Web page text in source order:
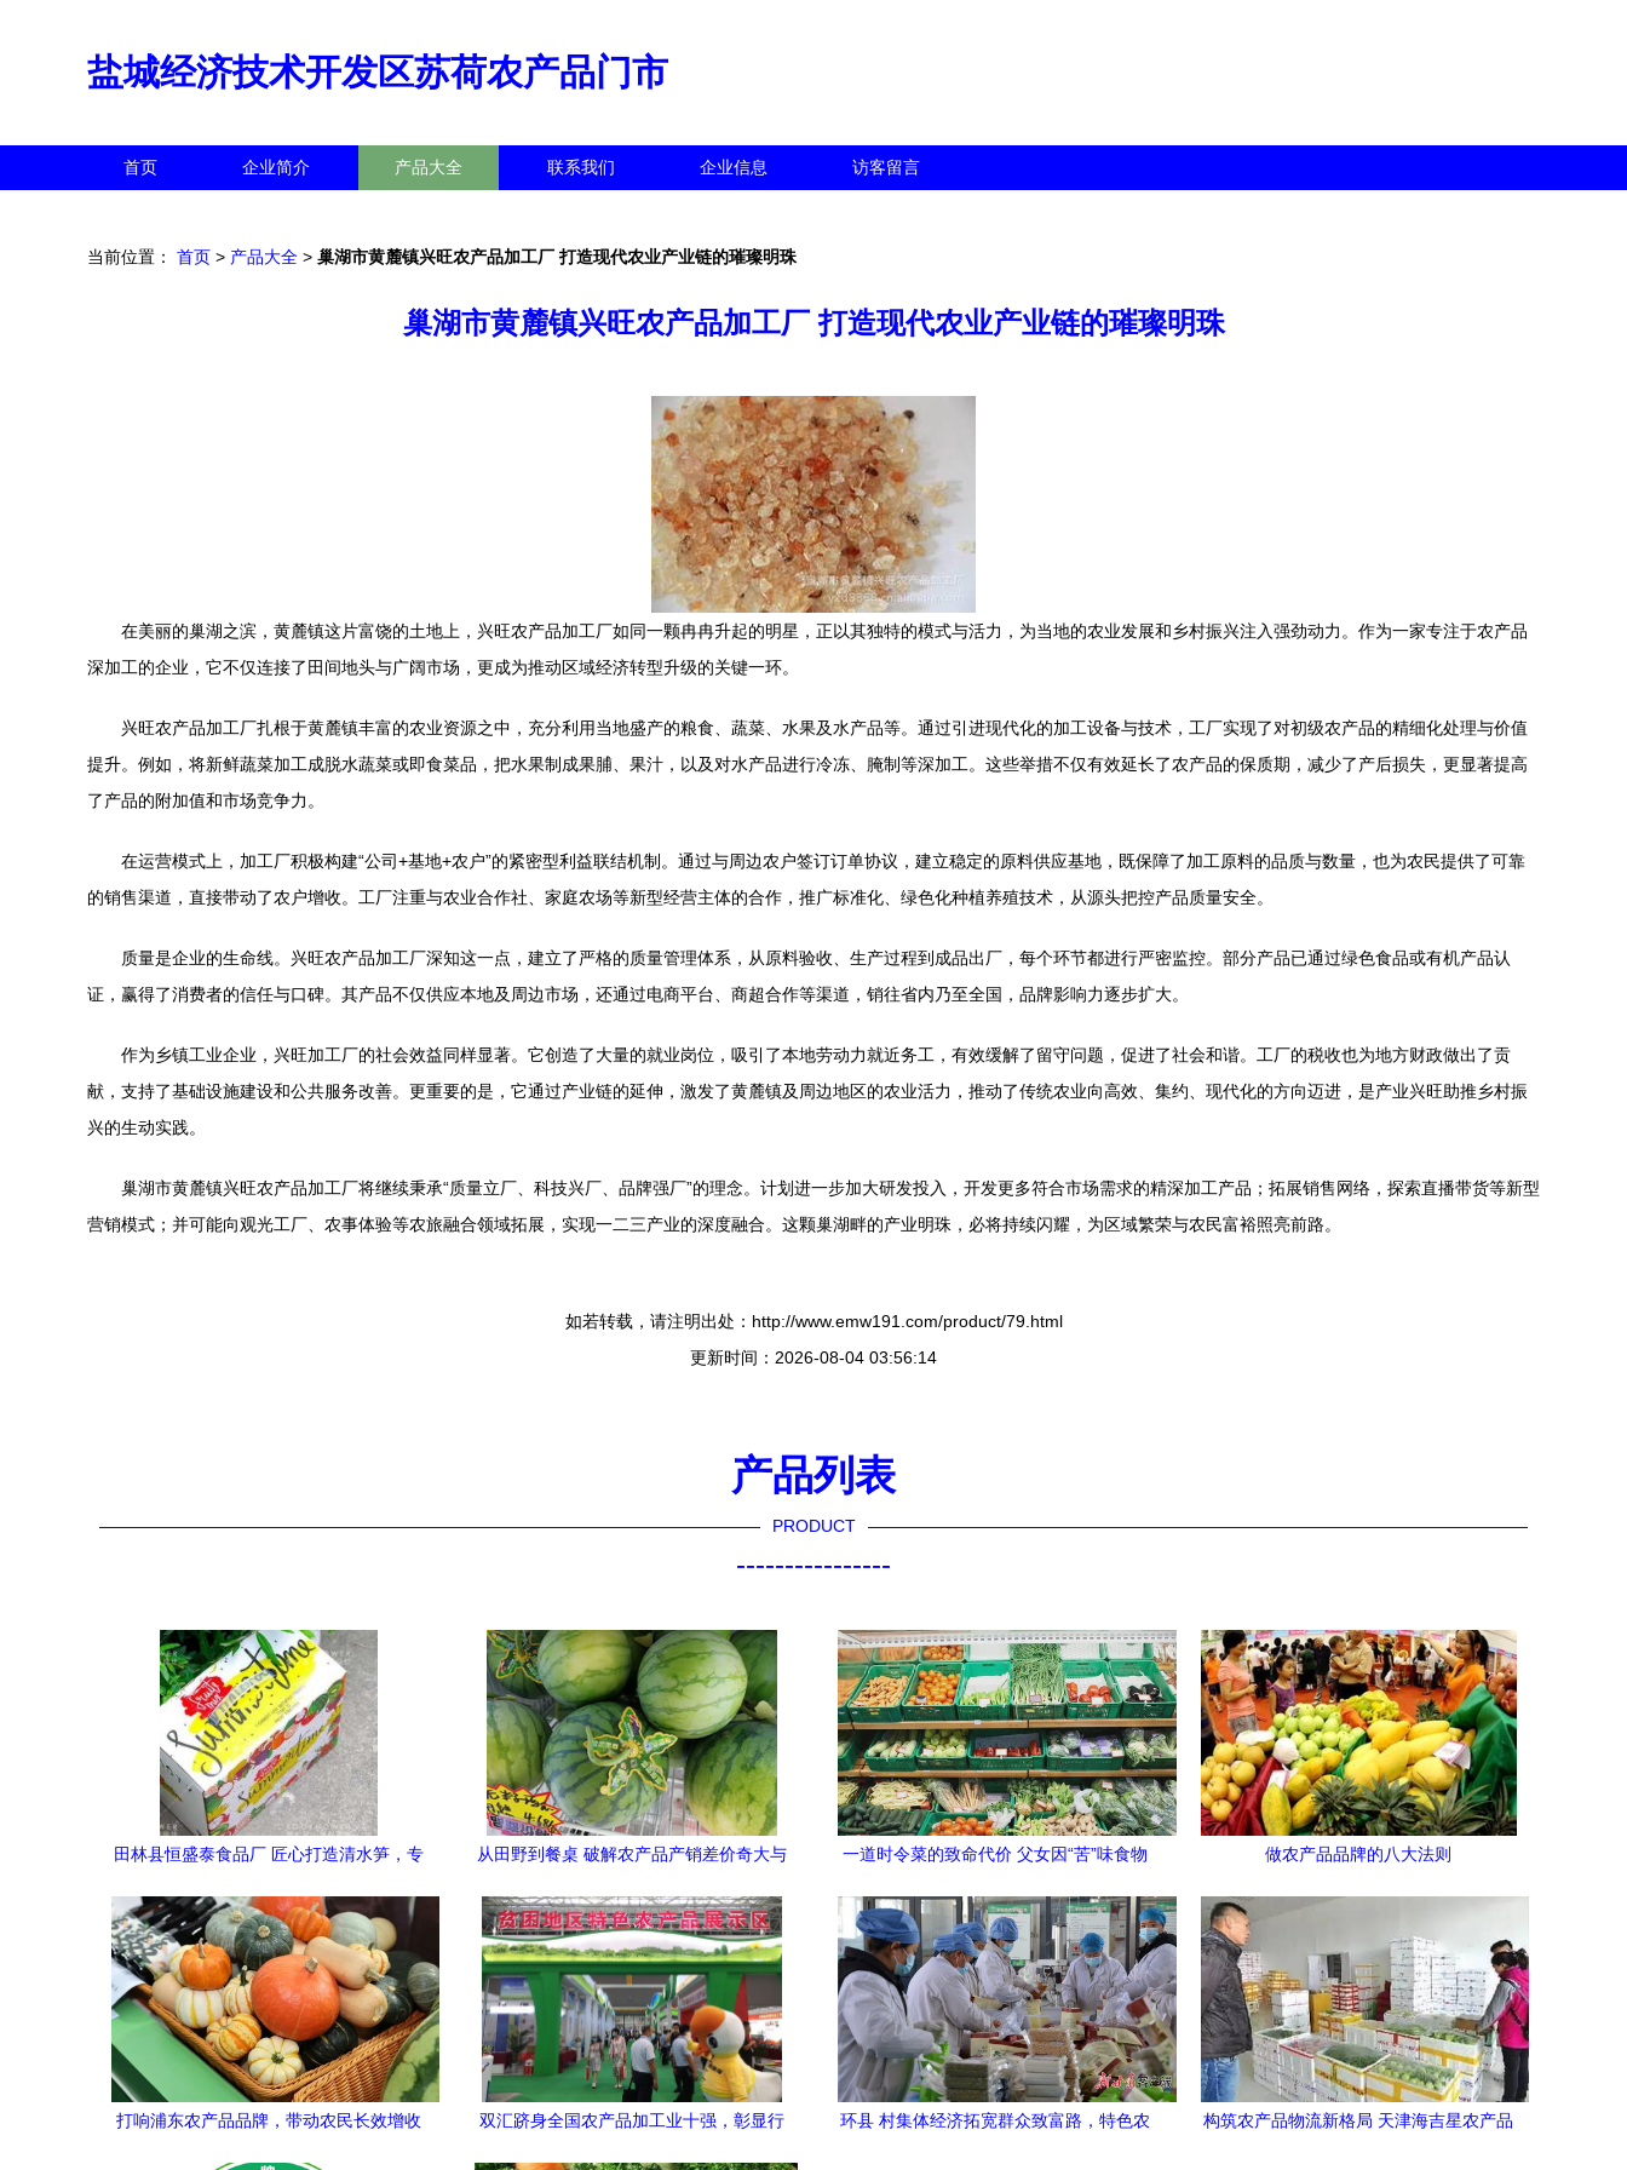
盐城经济技术开发区苏荷农产品门市
首页 企业简介 产品大全 联系我们 企业信息 访客留言
当前位置： 首页 > 产品大全 > 巢湖市黄麓镇兴旺农产品加工厂 打造现代农业产业链的璀璨明珠
巢湖市黄麓镇兴旺农产品加工厂 打造现代农业产业链的璀璨明珠
在美丽的巢湖之滨，黄麓镇这片富饶的土地上，兴旺农产品加工厂如同一颗冉冉升起的明星，正以其独特的模式与活力，为当地的农业发展和乡村振兴注入强劲动力。作为一家专注于农产品
深加工的企业，它不仅连接了田间地头与广阔市场，更成为推动区域经济转型升级的关键一环。
兴旺农产品加工厂扎根于黄麓镇丰富的农业资源之中，充分利用当地盛产的粮食、蔬菜、水果及水产品等。通过引进现代化的加工设备与技术，工厂实现了对初级农产品的精细化处理与价值
提升。例如，将新鲜蔬菜加工成脱水蔬菜或即食菜品，把水果制成果脯、果汁，以及对水产品进行冷冻、腌制等深加工。这些举措不仅有效延长了农产品的保质期，减少了产后损失，更显著提高
了产品的附加值和市场竞争力。
在运营模式上，加工厂积极构建“公司+基地+农户”的紧密型利益联结机制。通过与周边农户签订订单协议，建立稳定的原料供应基地，既保障了加工原料的品质与数量，也为农民提供了可靠
的销售渠道，直接带动了农户增收。工厂注重与农业合作社、家庭农场等新型经营主体的合作，推广标准化、绿色化种植养殖技术，从源头把控产品质量安全。
质量是企业的生命线。兴旺农产品加工厂深知这一点，建立了严格的质量管理体系，从原料验收、生产过程到成品出厂，每个环节都进行严密监控。部分产品已通过绿色食品或有机产品认
证，赢得了消费者的信任与口碑。其产品不仅供应本地及周边市场，还通过电商平台、商超合作等渠道，销往省内乃至全国，品牌影响力逐步扩大。
作为乡镇工业企业，兴旺加工厂的社会效益同样显著。它创造了大量的就业岗位，吸引了本地劳动力就近务工，有效缓解了留守问题，促进了社会和谐。工厂的税收也为地方财政做出了贡
献，支持了基础设施建设和公共服务改善。更重要的是，它通过产业链的延伸，激发了黄麓镇及周边地区的农业活力，推动了传统农业向高效、集约、现代化的方向迈进，是产业兴旺助推乡村振
兴的生动实践。
巢湖市黄麓镇兴旺农产品加工厂将继续秉承“质量立厂、科技兴厂、品牌强厂”的理念。计划进一步加大研发投入，开发更多符合市场需求的精深加工产品；拓展销售网络，探索直播带货等新型
营销模式；并可能向观光工厂、农事体验等农旅融合领域拓展，实现一二三产业的深度融合。这颗巢湖畔的产业明珠，必将持续闪耀，为区域繁荣与农民富裕照亮前路。
如若转载，请注明出处：http://www.emw191.com/product/79.html
更新时间：2026-08-04 03:56:14
产品列表
PRODUCT
----------------
田林县恒盛泰食品厂 匠心打造清水笋，专
从田野到餐桌 破解农产品产销差价奇大与
超市或线上平台购买新鲜蔬果时，常感到
价格昂贵；而在一线产区，农民却因卖价
过低叫苦不迭。这种"农田几分钱、市场几
块钱"的现象，即农产品产销差价奇大，长
期困扰着行业健康发展和农民增收。如何
突破这一困局？答案或许在新零售的浪潮
一道时令菜的致命代价 父女因“苦”味食物
做农产品品牌的八大法则
打响浦东农产品品牌，带动农民长效增收
双汇跻身全国农产品加工业十强，彰显行
环县 村集体经济拓宽群众致富路，特色农
构筑农产品物流新格局 天津海吉星农产品